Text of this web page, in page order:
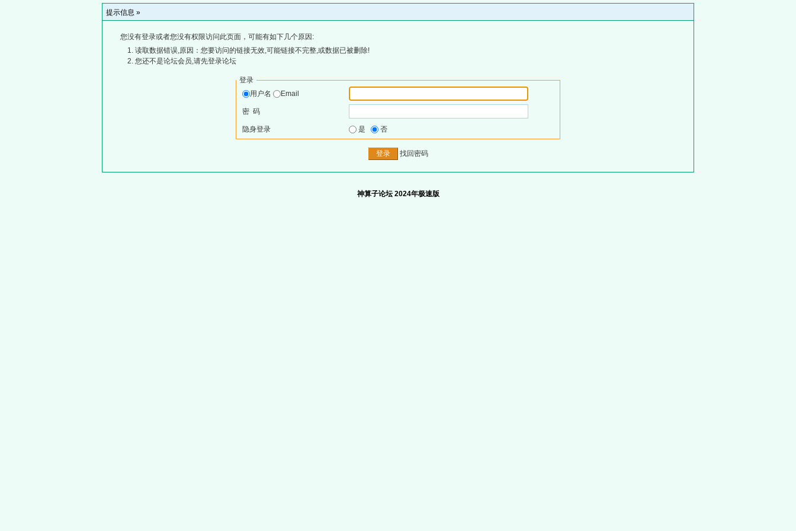
提示信息 »
您没有登录或者您没有权限访问此页面，可能有如下几个原因:
读取数据错误,原因：您要访问的链接无效,可能链接不完整,或数据已被删除!
您还不是论坛会员,请先登录论坛
登录
用户名
Email
密 码
隐身登录 是 否
找回密码
神算子论坛 2024年极速版